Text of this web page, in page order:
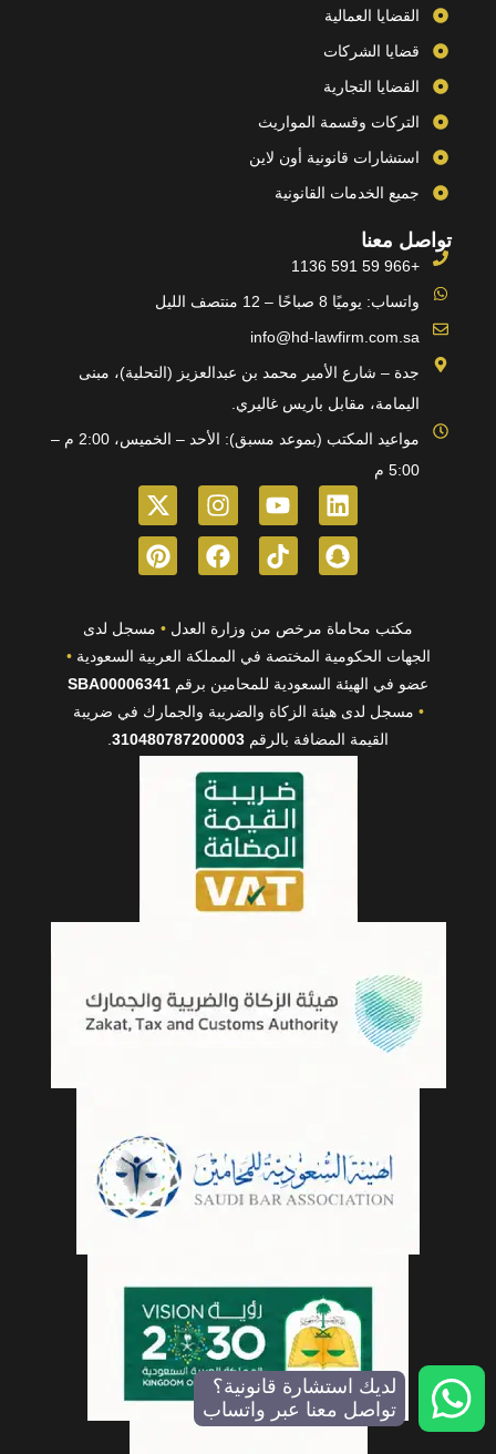
القضايا العمالية
قضايا الشركات
القضايا التجارية
التركات وقسمة المواريث
استشارات قانونية أون لاين
جميع الخدمات القانونية
تواصل معنا
+966 59 591 1136
واتساب: يوميًا 8 صباحًا – 12 منتصف الليل
info@hd-lawfirm.com.sa
جدة – شارع الأمير محمد بن عبدالعزيز (التحلية)، مبنى
اليمامة، مقابل باريس غاليري.
مواعيد المكتب (بموعد مسبق): الأحد – الخميس، 2:00 م –
5:00 م
Linkedin
Youtube
Instagram
X-
twitter
Snapchat
Tiktok
Facebook
Pinterest
مكتب محاماة مرخص من وزارة العدل • مسجل لدى
الجهات الحكومية المختصة في المملكة العربية السعودية •
عضو في الهيئة السعودية للمحامين برقم SBA00006341
• مسجل لدى هيئة الزكاة والضريبة والجمارك في ضريبة
القيمة المضافة بالرقم 310480787200003
لديك استشارة قانونية؟
تواصل معنا عبر واتساب